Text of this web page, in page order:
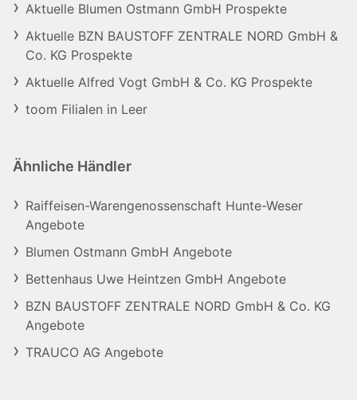
Aktuelle Blumen Ostmann GmbH Prospekte
Aktuelle BZN BAUSTOFF ZENTRALE NORD GmbH &
Co. KG Prospekte
Aktuelle Alfred Vogt GmbH & Co. KG Prospekte
toom Filialen in Leer
Ähnliche Händler
Raiffeisen-Warengenossenschaft Hunte-Weser
Angebote
Blumen Ostmann GmbH Angebote
Bettenhaus Uwe Heintzen GmbH Angebote
BZN BAUSTOFF ZENTRALE NORD GmbH & Co. KG
Angebote
TRAUCO AG Angebote